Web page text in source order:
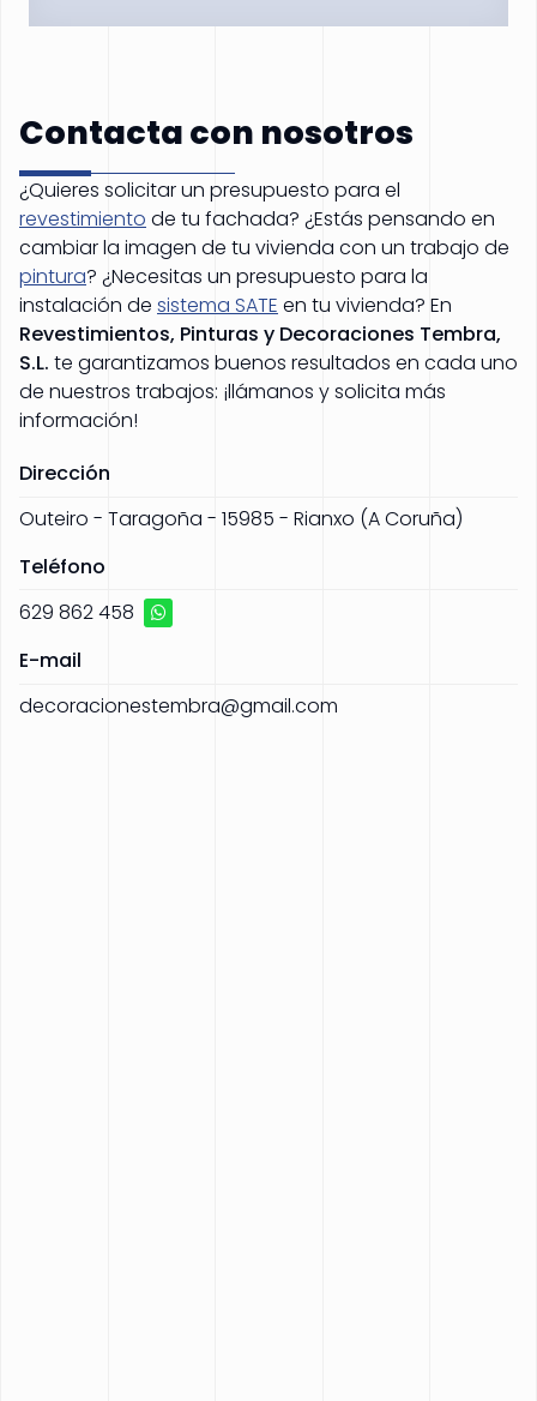
Contacta con nosotros
¿Quieres solicitar un presupuesto para el
revestimiento de tu fachada? ¿Estás pensando en
cambiar la imagen de tu vivienda con un trabajo de
pintura? ¿Necesitas un presupuesto para la
instalación de sistema SATE en tu vivienda? En
Revestimientos, Pinturas y Decoraciones Tembra,
S.L. te garantizamos buenos resultados en cada uno
de nuestros trabajos: ¡llámanos y solicita más
información!
Dirección
Outeiro - Taragoña - 15985 - Rianxo (A Coruña)
Teléfono
629 862 458
E-mail
decoracionestembra@gmail.com